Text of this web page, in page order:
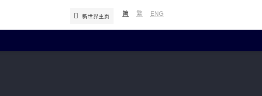
ENG
繁
简
新世界主页